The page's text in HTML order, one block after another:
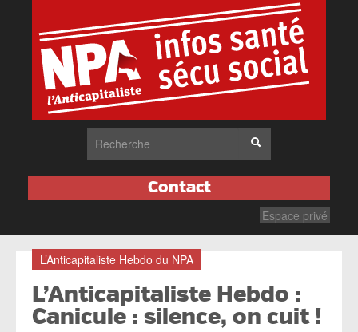
Contact
Espace privé
L’Anticapitaliste Hebdo du NPA
L’Anticapitaliste Hebdo :
Canicule : silence, on cuit !